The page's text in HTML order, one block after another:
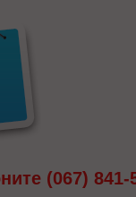
(067) 841-